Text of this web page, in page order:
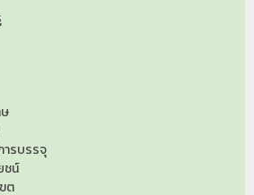
ารบรรจุ
ชน์
ต